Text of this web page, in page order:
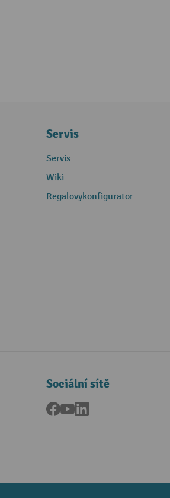
Servis
Servis
Wiki
Regalovykonfigurator
Sociální sítě
Facebook
YouTube